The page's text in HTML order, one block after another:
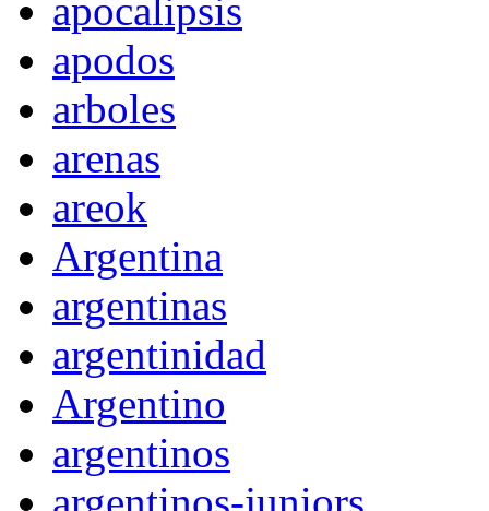
apocalipsis
apodos
arboles
arenas
areok
Argentina
argentinas
argentinidad
Argentino
argentinos